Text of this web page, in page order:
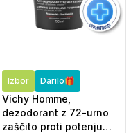
Izbor Darilo🎁
Vichy Homme,
dezodorant z 72-urno
zaščito proti potenju